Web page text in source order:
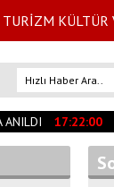
TURİZM KÜLTÜR
17:22:00